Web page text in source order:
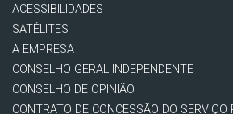
ACESSIBILIDADES
SATÉLITES
A EMPRESA
CONSELHO GERAL INDEPENDENTE
CONSELHO DE OPINIÃO
CONTRATO DE CONCESSÃO DO SERVIÇO